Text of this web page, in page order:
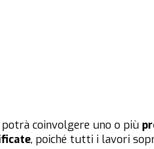
coinvolgere uno o più
, poiché tutti i lavori